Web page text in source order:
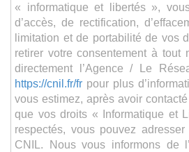
« informatique et libertés »,
d’accès, de rectification,
limitation et de portabilité de vos
retirer votre consentement à tout
directement l’Agence / Le
https://cnil.fr/fr pour plus
vous estimez, après avoir
que vos droits « Informatique et
respectés, vous pouvez
CNIL. Nous vous informons de